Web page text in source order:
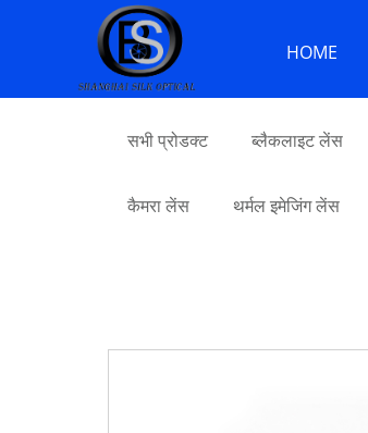
HOME
घर > उत्पादों>
सभी प्रोडक्ट ब्लैकलाइट लेंस
कैमरा लेंस थर्मल इमेजिंग लेंस